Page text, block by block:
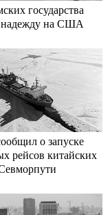
государства
надежду на США
о запуске
рейсов китайских